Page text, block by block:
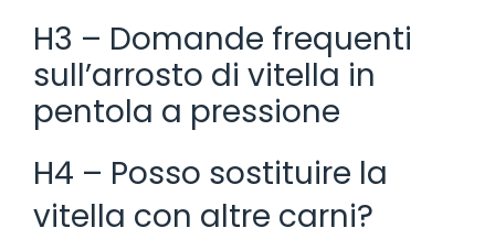
H3 – Domande frequenti
sull’arrosto di vitella in
pentola a pressione
H4 – Posso sostituire la
vitella con altre carni?